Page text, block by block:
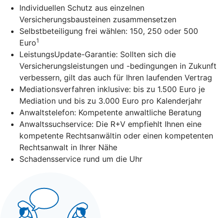
Individuellen Schutz aus einzelnen
Versicherungsbausteinen zusammensetzen
Selbstbeteiligung frei wählen: 150, 250 oder 500
Euro1
LeistungsUpdate-Garantie: Sollten sich die
Versicherungsleistungen und -bedingungen in Zukunft
verbessern, gilt das auch für Ihren laufenden Vertrag
Mediationsverfahren inklusive: bis zu 1.500 Euro je
Mediation und bis zu 3.000 Euro pro Kalenderjahr
Anwaltstelefon: Kompetente anwaltliche Beratung
Anwaltssuchservice: Die R+V empfiehlt Ihnen eine
kompetente Rechtsanwältin oder einen kompetenten
Rechtsanwalt in Ihrer Nähe
Schadensservice rund um die Uhr